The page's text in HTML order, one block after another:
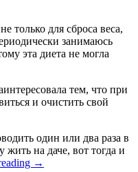
только для сброса веса,
занимаюсь
эта диета не могла
тем, что при
и очистить свой
один или два раза в
на даче, вот тогда и
→